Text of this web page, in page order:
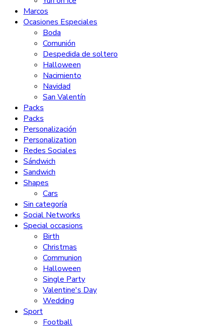
Marcos
Ocasiones Especiales
Boda
Comunión
Despedida de soltero
Halloween
Nacimiento
Navidad
San Valentín
Packs
Packs
Personalización
Personalization
Redes Sociales
Sándwich
Sandwich
Shapes
Cars
Sin categoría
Social Networks
Special occasions
Birth
Christmas
Communion
Halloween
Single Party
Valentine's Day
Wedding
Sport
Football